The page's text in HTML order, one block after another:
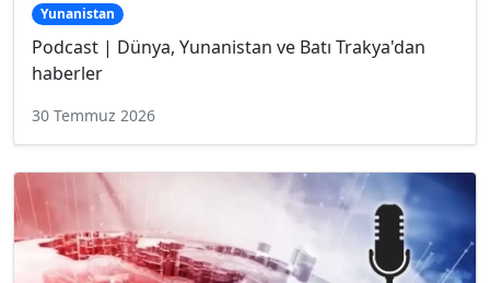
Yunanistan
Podcast | Dünya, Yunanistan ve Batı Trakya'dan
haberler
30 Temmuz 2026